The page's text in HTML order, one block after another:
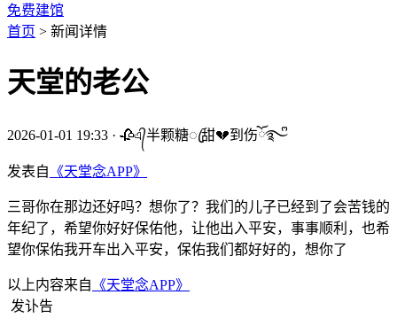
免费建馆
首页 > 新闻详情
天堂的老公
2026-01-01 19:33 · 🥀এ᭄半颗糖ꦿ甜💔到伤ོ࿐ᩚ
发表自 《天堂念APP》
三哥你在那边还好吗？想你了？我们的儿子已经到了会苦钱的
年纪了，希望你好好保佑他，让他出入平安，事事顺利，也希
望你保佑我开车出入平安，保佑我们都好好的，想你了
以上内容来自 《天堂念APP》
发讣告